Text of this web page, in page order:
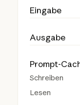
Eingabe
Ausgabe
Prompt-
Schreiben
Lesen